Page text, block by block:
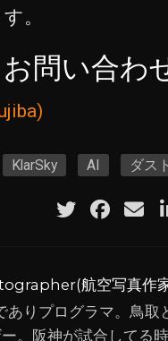
。
問い合わ
KlarSky AI ダス
航空写真作
ありプログラマ。鳥取
。阪神が試合してる